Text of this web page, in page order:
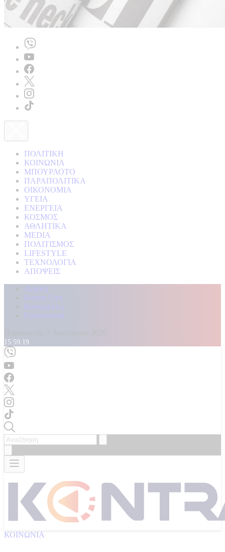
ΠΟΛΙΤΙΚΗ
ΚΟΙΝΩΝΙΑ
ΜΠΟΥΡΛΟΤΟ
ΠΑΡΑΠΟΛΙΤΙΚΑ
ΟΙΚΟΝΟΜΙΑ
ΥΓΕΙΑ
ΕΝΕΡΓΕΙΑ
ΚΟΣΜΟΣ
ΑΘΛΗΤΙΚΑ
MEDIA
ΠΟΛΙΤΙΣΜΟΣ
LIFESTYLE
ΤΕΧΝΟΛΟΓΙΑ
ΑΠΟΨΕΙΣ
Αρχική
Kontra Live
Καταγγελίες
Επικοινωνία
15:59:21
ΚΟΙΝΩΝΙΑ